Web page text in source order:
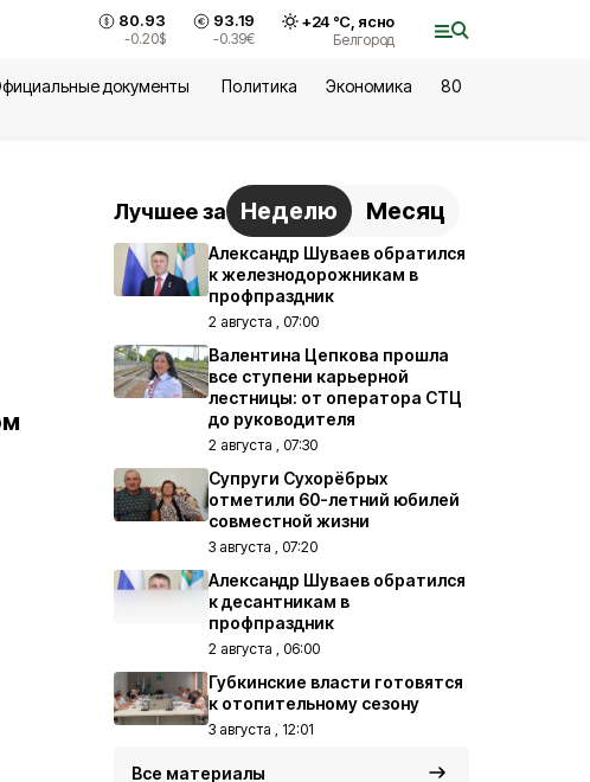
80.93
-0.20$
93.19
-0.39€
+24°С, ясно
Белгород
документы Политика Экономика
80
Лучшее за Неделю Месяц
Александр Шуваев обратился
к железнодорожникам в
профпраздник
2 августа , 07:00
Валентина Цепкова прошла
все ступени карьерной
лестницы: от оператора СТЦ
до руководителя
2 августа , 07:30
Супруги Сухорёбрых
отметили 60-летний юбилей
совместной жизни
3 августа , 07:20
Александр Шуваев обратился
к десантникам в
профпраздник
2 августа , 06:00
Губкинские власти готовятся
к отопительному сезону
3 августа , 12:01
Все материалы